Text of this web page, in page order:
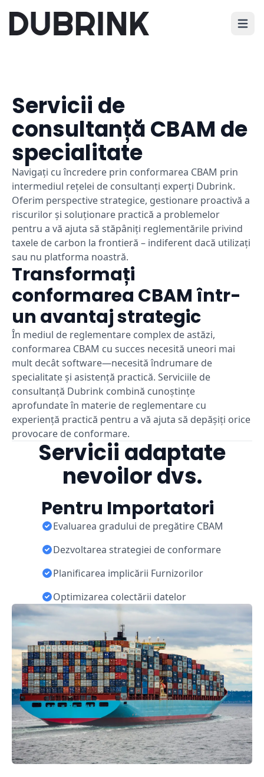
Servicii de
consultanță CBAM de
specialitate
Navigați cu încredere prin conformarea CBAM prin
intermediul rețelei de consultanți experți Dubrink.
Oferim perspective strategice, gestionare proactivă a
riscurilor și soluționare practică a problemelor
pentru a vă ajuta să stăpâniți reglementările privind
taxele de carbon la frontieră – indiferent dacă utilizați
sau nu platforma noastră.
Transformați
conformarea CBAM într-
un avantaj strategic
În mediul de reglementare complex de astăzi,
conformarea CBAM cu succes necesită uneori mai
mult decât software—necesită îndrumare de
specialitate și asistență practică. Serviciile de
consultanță Dubrink combină cunoștințe
aprofundate în materie de reglementare cu
experiență practică pentru a vă ajuta să depășiți orice
provocare de conformare.
Servicii adaptate
nevoilor dvs.
Pentru Importatori
Evaluarea gradului de pregătire CBAM
Dezvoltarea strategiei de conformare
Planificarea implicării Furnizorilor
Optimizarea colectării datelor